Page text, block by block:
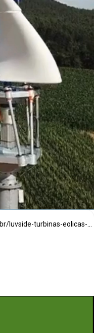
tipos
turbinas
turbinas
https://ekkogreen.com.br/luvside-turbinas-eolicas-verticais/?utm_source=google&utm_medium=web-stories&utm_campaign=energia-eolica